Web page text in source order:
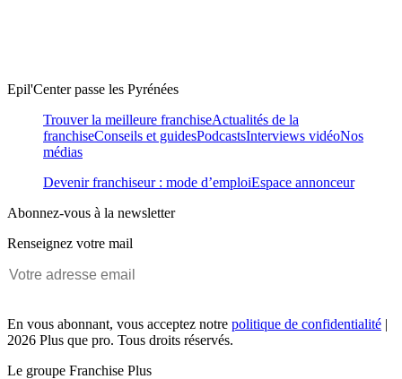
Epil'Center passe les Pyrénées
Trouver la meilleure franchiseActualités de la
franchiseConseils et guidesPodcastsInterviews vidéoNos
médias
Devenir franchiseur : mode d’emploiEspace annonceur
Abonnez-vous à la newsletter
Renseignez votre mail
En vous abonnant, vous acceptez notre politique de confidentialité |
2026 Plus que pro. Tous droits réservés.
Le groupe Franchise Plus